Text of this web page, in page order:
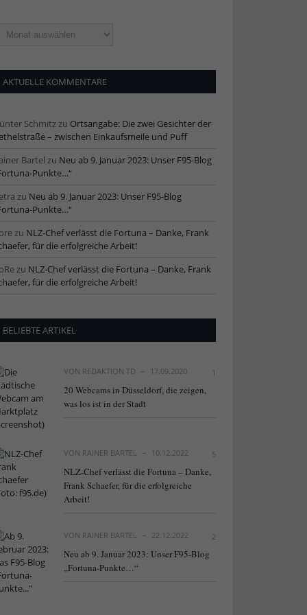
AKTUELLE KOMMENTARE
Schmitzzu Ortsangabe: Die zwei Gesichter der
– zwischen Einkaufsmeile und Puff
Bartel zu Neu ab 9. Januar 2023: Unser F95-Blog
Punkte…“
zu Neu ab 9. Januar 2023: Unser F95-Blog
Punkte…“
zu NLZ-Chef verlässt die Fortuna – Danke, Frank
für die erfolgreiche Arbeit!
zu NLZ-Chef verlässt die Fortuna – Danke, Frank
für die erfolgreiche Arbeit!
BELIEBTE ARTIKEL
VON REDAKTION TD 17.09.2020 1
20 Webcams in Düsseldorf, die zeigen,
was los ist in der Stadt
VON RAINER BARTEL 10.12.2022 5
NLZ-Chef verlässt die Fortuna – Danke,
Frank Schaefer, für die erfolgreiche
Arbeit!
VON RAINER BARTEL 22.12.2022 2
Neu ab 9. Januar 2023: Unser F95-Blog
„Fortuna-Punkte…“